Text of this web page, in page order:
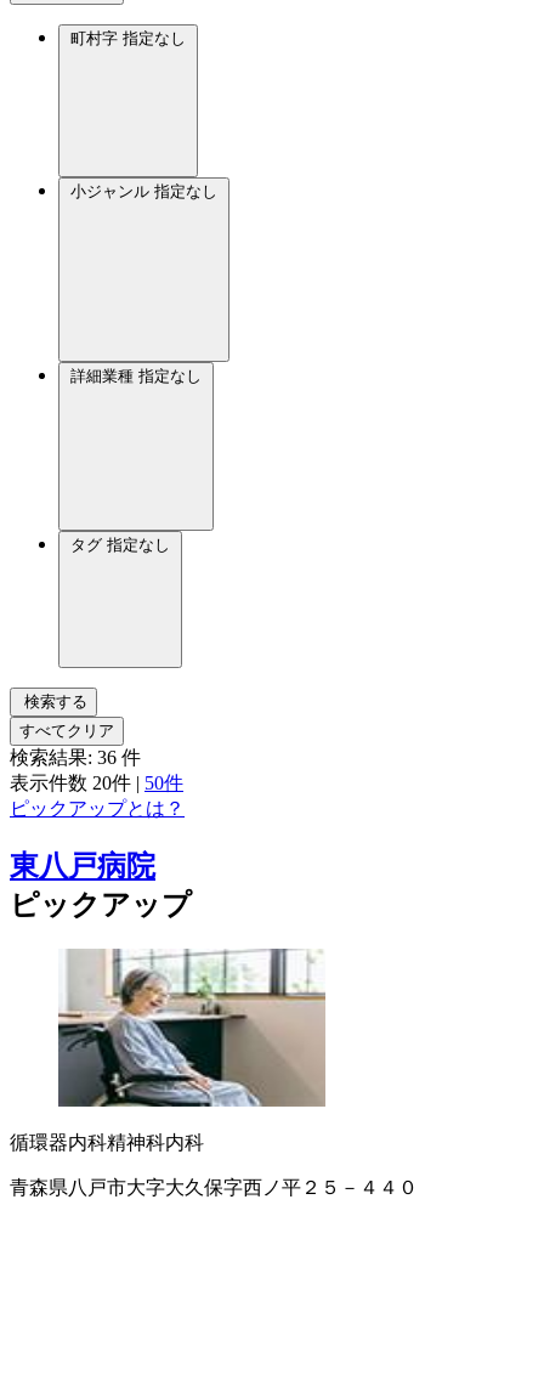
町村字 指定なし
小ジャンル 指定なし
詳細業種 指定なし
タグ 指定なし
検索する
すべてクリア
検索結果: 36 件
表示件数 20件 | 50件
ピックアップとは？
東八戸病院
ピックアップ
循環器内科精神科内科
青森県八戸市大字大久保字西ノ平２５－４４０